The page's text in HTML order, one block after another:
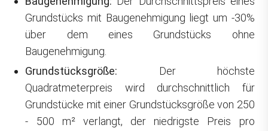
Grundstücks mit Baugenehmigung liegt um -30%
über dem eines Grundstücks ohne
Baugenehmigung.
Grundstücksgröße: Der höchste
Quadratmeterpreis wird durchschnittlich für
Grundstücke mit einer Grundstücksgröße von 250
- 500 m² verlangt, der niedrigste Preis pro